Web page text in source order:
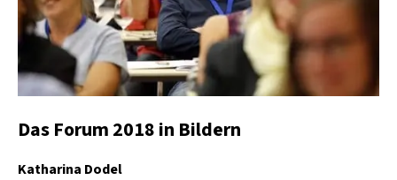
Das Forum 2018 in Bildern
Katharina Dodel